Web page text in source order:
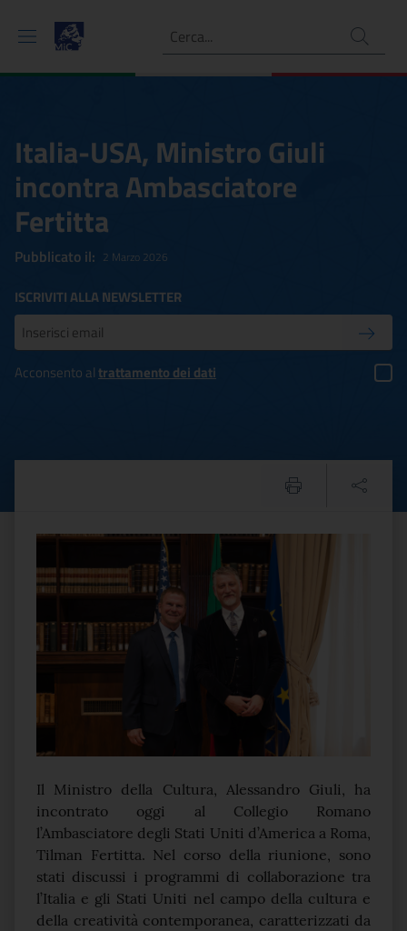
Ricerca
Italia-USA, Ministro Giuli
incontra Ambasciatore
Fertitta
Pubblicato il: 2 Marzo 2026
ISCRIVITI ALLA NEWSLETTER
Inserisci la tua mail
Acconsento altrattamento dei dati
Italia-USA, Ministro
Testo del comunicato
Il Ministro della Cultura, Alessandro Giuli, ha
incontrato oggi al Collegio Romano
l’Ambasciatore degli Stati Uniti d’America a Roma,
Tilman Fertitta. Nel corso della riunione, sono
stati discussi i programmi di collaborazione tra
l’Italia e gli Stati Uniti nel campo della cultura e
della creatività contemporanea, caratterizzati da